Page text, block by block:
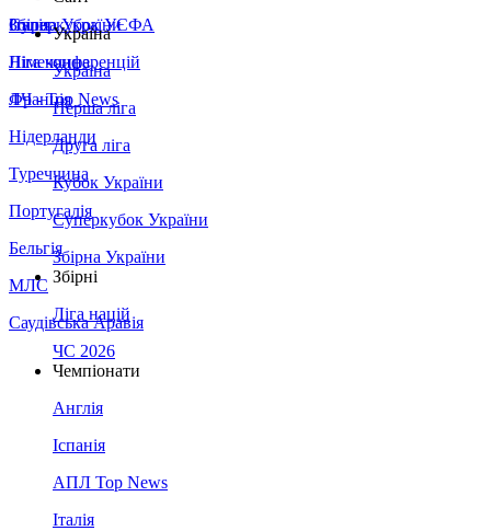
Збірна України
Італія
Німеччина
Франція
Нідерланди
Туреччина
Португалія
Бельгія
МЛС
Саудівська Аравія
Суперкубок УЄФА
Ліга конференцій
ЛЧ - Top News
Україна
Україна
Перша ліга
Друга ліга
Кубок України
Суперкубок України
Збірна України
Збірні
Ліга націй
ЧС 2026
Чемпіонати
Англія
Іспанія
АПЛ Top News
Італія